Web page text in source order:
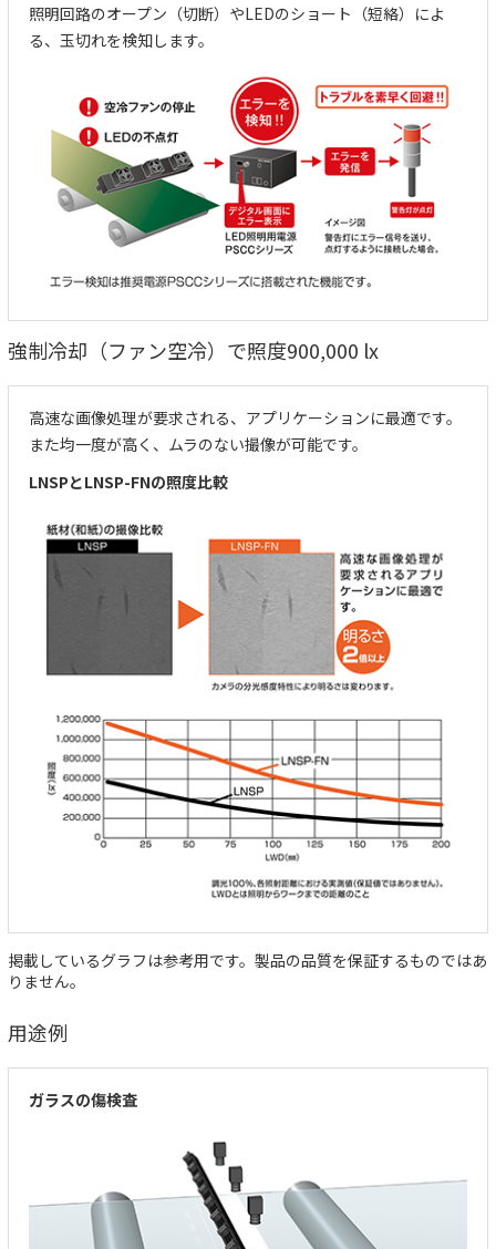
照明回路のオープン（切断）やLEDのショート（短絡）によ
る、玉切れを検知します。
強制冷却（ファン空冷）で照度900,000 lx
高速な画像処理が要求される、アプリケーションに最適です。
また均一度が高く、ムラのない撮像が可能です。
LNSPとLNSP-FNの照度比較
掲載しているグラフは参考用です。製品の品質を保証するものではあ
りません。
用途例
ガラスの傷検査